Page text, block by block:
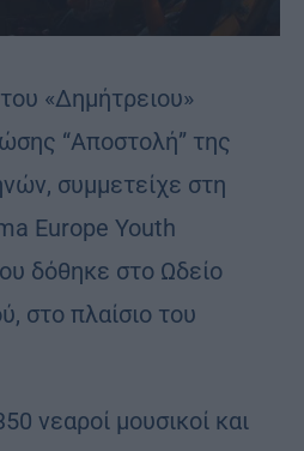
«Δημήτρειου»
“Αποστολή” της
συμμετείχε στη
Europe Youth
δόθηκε στο Ωδείο
στο πλαίσιο του
νεαροί μουσικοί και